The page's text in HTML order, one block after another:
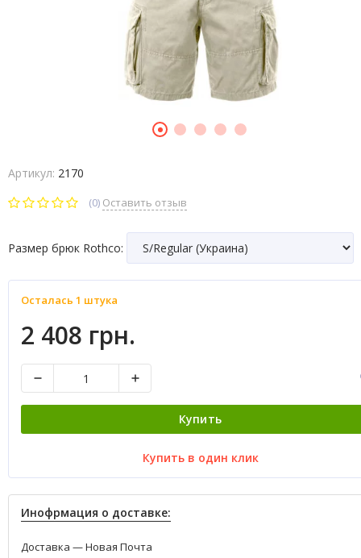
Артикул: 2170
(0) Оставить отзыв
Размер брюк Rothco:
Осталась 1 штука
2 408 грн.
Купить
Купить в один клик
Инофрмация о доставке:
Доставка — Новая Почта